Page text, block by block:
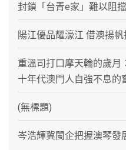
封鎖「台青e家」難以阻
陽江優品耀濠江 借澳揚
重溫司打口摩天輪的歲月
十年代澳門人自強不息的
(無標題)
岑浩輝冀閩企把握澳琴發